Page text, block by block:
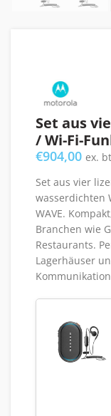
Set aus
/ Wi-Fi-
€904,00 ex.
Set aus vier
wasserdichten
WAVE.
Branchen wie
Restaurants.
Lagerhäuser